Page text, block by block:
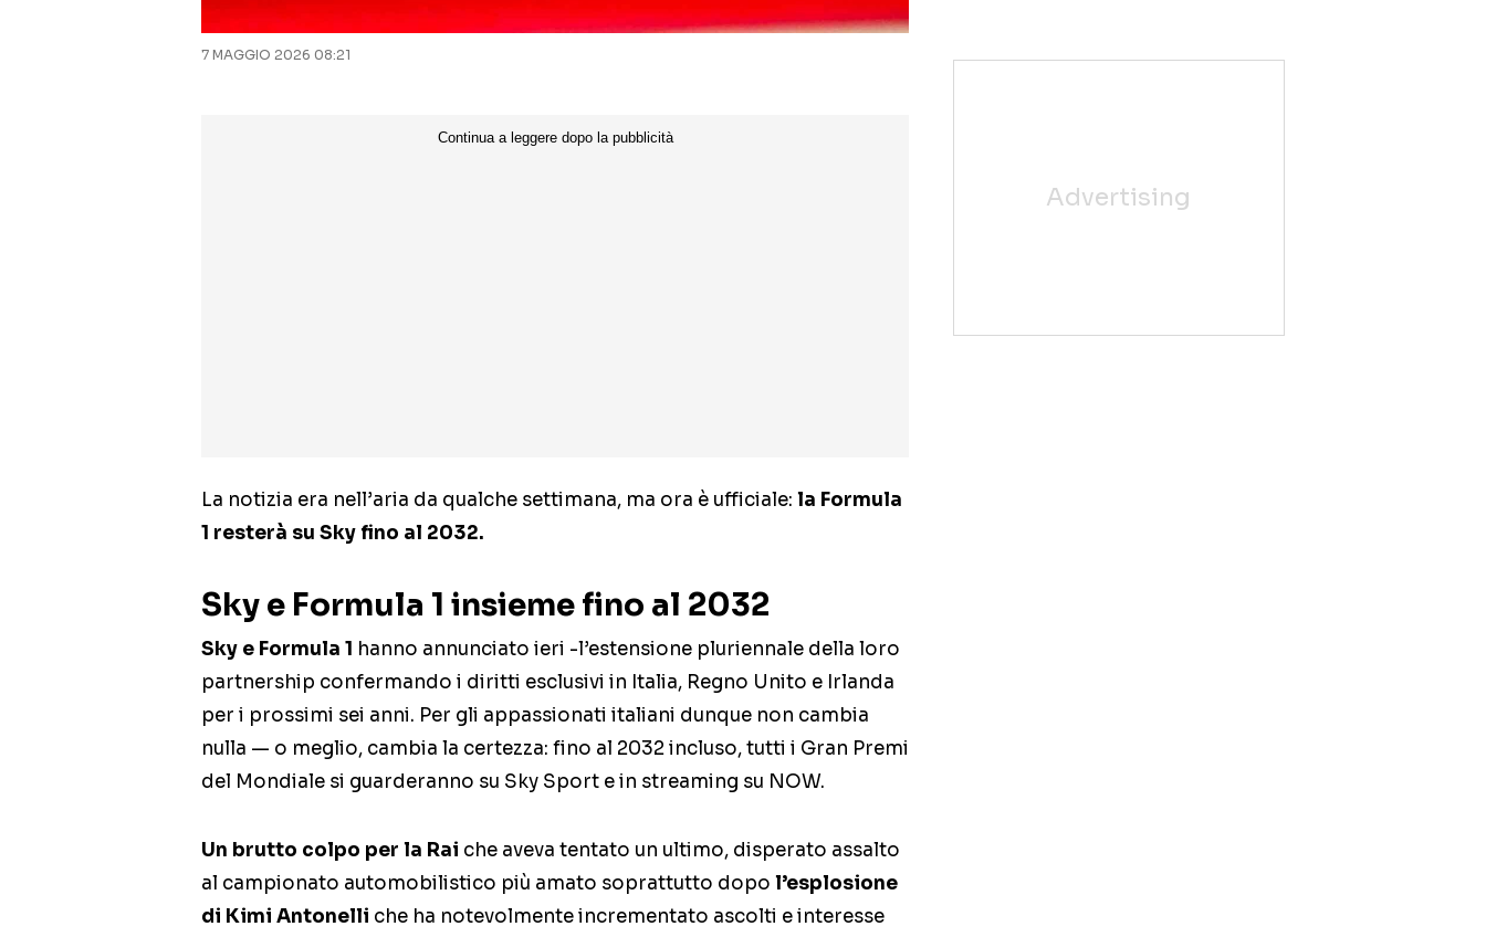
7 MAGGIO 2026 08:21
La notizia era nell’aria da qualche settimana, ma ora è ufficiale: la Formula
1 resterà su Sky fino al 2032.
Sky e Formula 1 insieme fino al 2032
Sky e Formula 1 hanno annunciato ieri -l’estensione pluriennale della loro
partnership confermando i diritti esclusivi in Italia, Regno Unito e Irlanda
per i prossimi sei anni. Per gli appassionati italiani dunque non cambia
nulla — o meglio, cambia la certezza: fino al 2032 incluso, tutti i Gran Premi
del Mondiale si guarderanno su Sky Sport e in streaming su NOW.
Un brutto colpo per la Rai che aveva tentato un ultimo, disperato assalto
al campionato automobilistico più amato soprattutto dopo l’esplosione
di Kimi Antonelli che ha notevolmente incrementato ascolti e interesse